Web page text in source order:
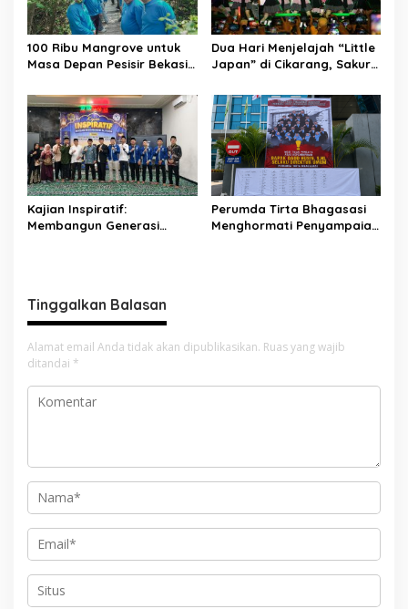
100 Ribu Mangrove untuk
Masa Depan Pesisir Bekasi:
Jababeka Menanam
Harapan yang Tumbuh
Bersama Warga
Dua Hari Menjelajah “Little
Japan” di Cikarang, Sakura
Jababeka Jadi Magnet
Wisata Budaya
Kajian Inspiratif:
Membangun Generasi
Perumda Tirta Bhagasasi
Menghormati Penyampaian
Tinggalkan Balasan
Alamat email Anda tidak akan dipublikasikan. Ruas yang wajib
ditandai *